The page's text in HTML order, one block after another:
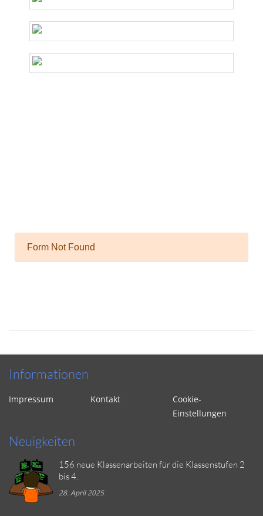
Informationen
Impressum Kontakt
Cookie-
Einstellungen
Neuigkeiten
156 neue Klassenarbeiten für die Klassenstufen 2
bis 4.
28. April 2025